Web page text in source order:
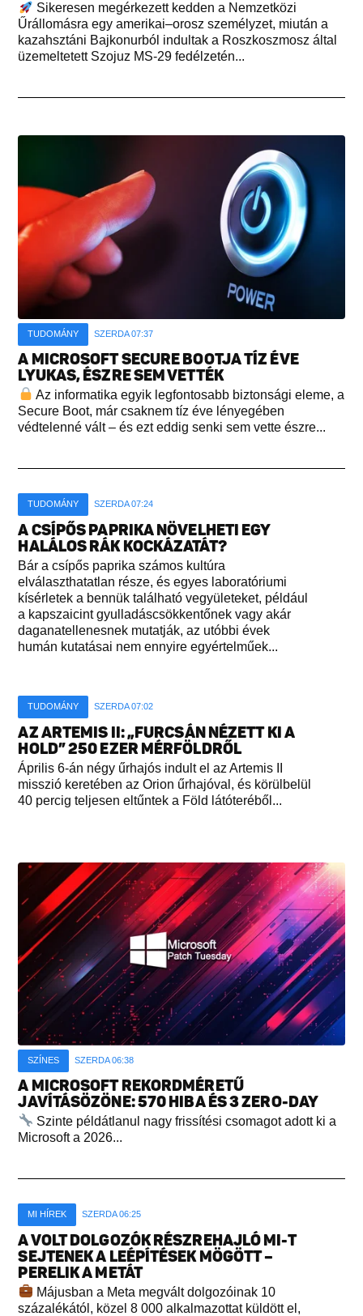
Sikeresen megérkezett kedden a Nemzetközi
Űrállomásra egy amerikai–orosz személyzet, miután a
kazahsztáni Bajkonurból indultak a Roszkoszmosz által
üzemeltetett Szojuz MS-29 fedélzetén...
TUDOMÁNY SZERDA 07:37
A MICROSOFT SECURE BOOTJA TÍZ ÉVE
LYUKAS, ÉSZRE SEM VETTÉK
Az informatika egyik legfontosabb biztonsági eleme, a
Secure Boot, már csaknem tíz éve lényegében
védtelenné vált – és ezt eddig senki sem vette észre...
TUDOMÁNY SZERDA 07:24
A CSÍPŐS PAPRIKA NÖVELHETI EGY
HALÁLOS RÁK KOCKÁZATÁT?
Bár a csípős paprika számos kultúra
elválaszthatatlan része, és egyes laboratóriumi
kísérletek a bennük található vegyületeket, például
a kapszaicint gyulladáscsökkentőnek vagy akár
daganatellenesnek mutatják, az utóbbi évek
humán kutatásai nem ennyire egyértelműek...
TUDOMÁNY SZERDA 07:02
AZ ARTEMIS II: „FURCSÁN NÉZETT KI A
HOLD” 250 EZER MÉRFÖLDRŐL
Április 6-án négy űrhajós indult el az Artemis II
misszió keretében az Orion űrhajóval, és körülbelül
40 percig teljesen eltűntek a Föld látóteréből...
SZÍNES SZERDA 06:38
A MICROSOFT REKORDMÉRETŰ
JAVÍTÁSÖZÖNE: 570 HIBA ÉS 3 ZERO-DAY
Szinte példátlanul nagy frissítési csomagot adott ki a
Microsoft a 2026...
MI HÍREK SZERDA 06:25
A VOLT DOLGOZÓK RÉSZREHAJLÓ MI-T
SEJTENEK A LEÉPÍTÉSEK MÖGÖTT –
PERELIK A METÁT
Májusban a Meta megvált dolgozóinak 10
százalékától, közel 8 000 alkalmazottat küldött el,